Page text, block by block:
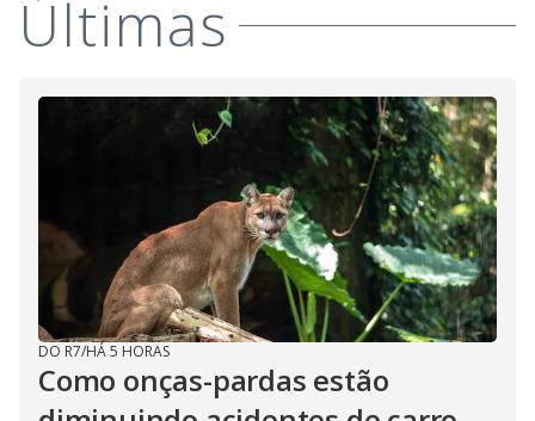
Últimas
DO R7/HÁ 5 HORAS
Como onças-pardas estão